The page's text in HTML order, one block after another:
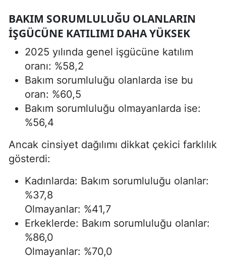
BAKIM SORUMLULUĞU OLANLARIN
İŞGÜCÜNE KATILIMI DAHA YÜKSEK
2025 yılında genel işgücüne katılım
oranı: %58,2
Bakım sorumluluğu olanlarda ise bu
oran: %60,5
Bakım sorumluluğu olmayanlarda ise:
%56,4
Ancak cinsiyet dağılımı dikkat çekici farklılık
gösterdi:
Kadınlarda: Bakım sorumluluğu olanlar:
%37,8
Olmayanlar: %41,7
Erkeklerde: Bakım sorumluluğu olanlar:
%86,0
Olmayanlar: %70,0